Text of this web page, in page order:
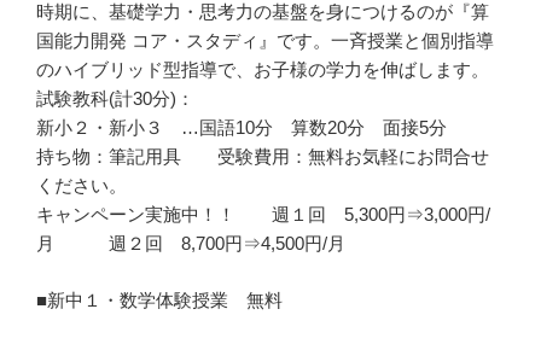
時期に、基礎学力・思考力の基盤を身につけるのが『算
国能力開発 コア・スタディ』です。一斉授業と個別指導
のハイブリッド型指導で、お子様の学力を伸ばします。
試験教科(計30分)：
新小２・新小３ …国語10分 算数20分 面接5分
持ち物：筆記用具 受験費用：無料お気軽にお問合せ
ください。
キャンペーン実施中！！ 週１回 5,300円⇒3,000円/
月 週２回 8,700円⇒4,500円/月
■新中１・数学体験授業 無料